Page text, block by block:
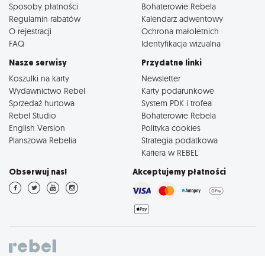
Sposoby płatności
Regulamin rabatów
O rejestracji
FAQ
Bohaterowie Rebela
Kalendarz adwentowy
Ochrona małoletnich
Identyfikacja wizualna
Nasze serwisy
Koszulki na karty
Wydawnictwo Rebel
Sprzedaż hurtowa
Rebel Studio
English Version
Planszowa Rebelia
Przydatne linki
Newsletter
Karty podarunkowe
System PDK i trofea
Bohaterowie Rebela
Polityka cookies
Strategia podatkowa
Kariera w REBEL
Obserwuj nas! Akceptujemy płatności